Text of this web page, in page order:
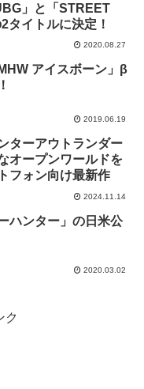
」と「STREET
タイトルに決定！
2020.08.27
アイスボーン」β
2019.06.19
ターアウトランダー
オープンワールドを
フォン向け最新作
2024.11.14
ハンター」の日米公
2020.03.02
ク